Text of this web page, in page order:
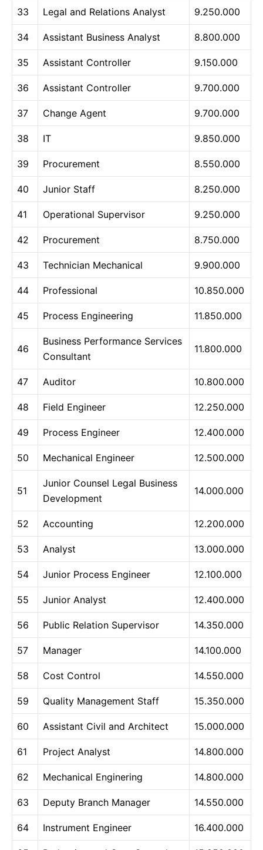
33 Legal and Relations Analyst 9.250.000
34 Assistant Business Analyst 8.800.000
35 Assistant Controller 9.150.000
36 Assistant Controller 9.700.000
37 Change Agent 9.700.000
38 IT 9.850.000
39 Procurement 8.550.000
40 Junior Staff 8.250.000
41 Operational Supervisor 9.250.000
42 Procurement 8.750.000
43 Technician Mechanical 9.900.000
44 Professional 10.850.000
45 Process Engineering 11.850.000
46
Business Performance Services
Consultant
11.800.000
47 Auditor 10.800.000
48 Field Engineer 12.250.000
49 Process Engineer 12.400.000
50 Mechanical Engineer 12.500.000
51
Junior Counsel Legal Business
Development
14.000.000
52 Accounting 12.200.000
53 Analyst 13.000.000
54 Junior Process Engineer 12.100.000
55 Junior Analyst 12.400.000
56 Public Relation Supervisor 14.350.000
57 Manager 14.100.000
58 Cost Control 14.550.000
59 Quality Management Staff 15.350.000
60 Assistant Civil and Architect 15.000.000
61 Project Analyst 14.800.000
62 Mechanical Enginering 14.800.000
63 Deputy Branch Manager 14.550.000
64 Instrument Engineer 16.400.000